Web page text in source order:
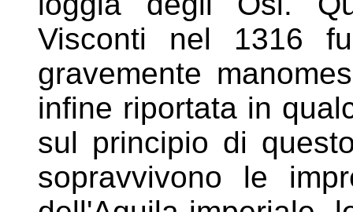
Visconti nel 1316
gravemente
infine riportata in
sul principio di
sopravvivono le